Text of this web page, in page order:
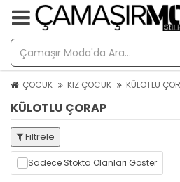
ÇOCUK KIZ ÇOCUK KÜLOTLU
KÜLOTLU ÇORAP
Filtrele
Sadece Stokta Olanları Göster